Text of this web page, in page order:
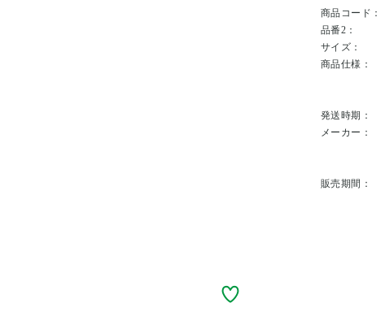
商品コード：
品番2：
サイズ：
商品仕様：
発送時期：
メーカー：
販売期間：